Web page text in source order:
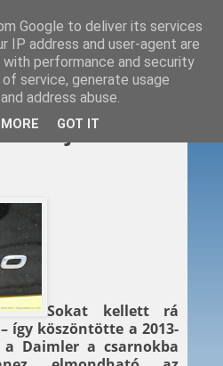
a
Sokat kellett rá
így köszöntötte a 2013-
Daimler a csarnokba
Google to deliver its services
IP address and user-agent are
performance and security
service, generate usage
address abuse.
GOT IT